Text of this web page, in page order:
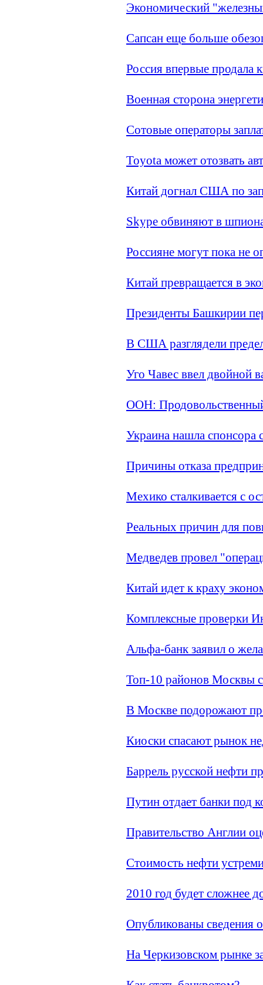
Экономический
Сапсан еще больше
Россия впервые продала
Военная сторона
Сотовые операторы
Toyota может отозвать
Китай догнал США по
Skype обвиняют в
Россияне могут пока не
Китай превращается в
Президенты Башкирии
В США разглядели
Уго Чавес ввел двойной
ООН:
Украина нашла спонсора
Причины отказа
Мехико сталкивается с
Реальных причин для
Медведев провел
Китай идет к краху
Комплексные проверки
Альфа-банк заявил о
Топ-10 районов Москвы
В Москве подорожают
Киоски спасают рынок
Баррель русской нефти
Путин отдает банки под
Правительство Англии
Стоимость нефти
2010 год будет сложнее
Опубликованы сведения
На Черкизовском рынке